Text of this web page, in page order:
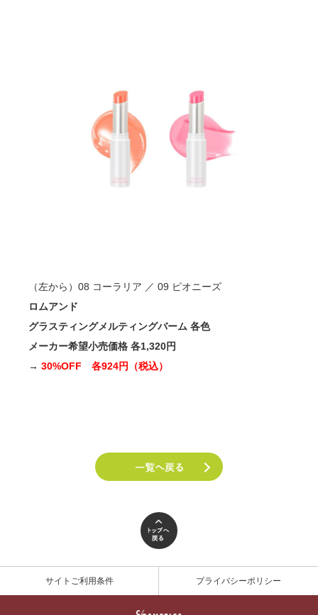
（左から）08 コーラリア ／ 09 ピオニーズ
ロムアンド
グラスティングメルティングバーム 各色
メーカー希望小売価格 各1,320円
→ 30%OFF 各924円（税込）
サイトご利用条件 プライバシーポリシー